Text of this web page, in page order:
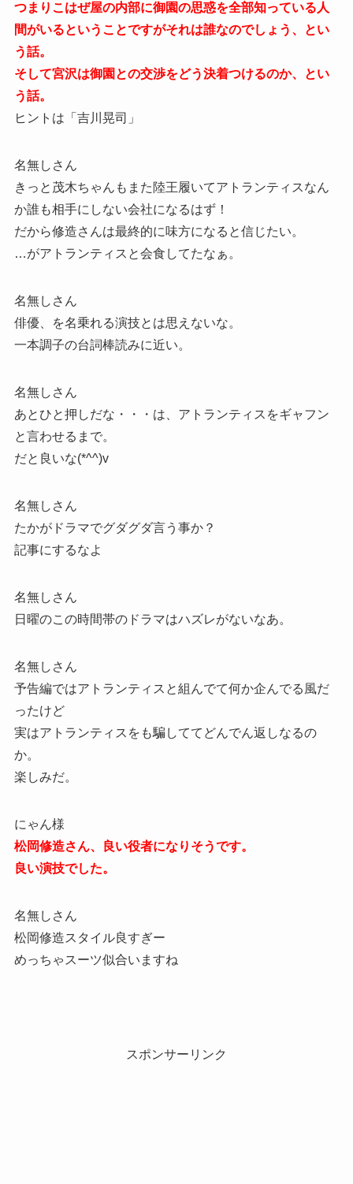
つまりこはぜ屋の内部に御園の思惑を全部知っている人
間がいるということですがそれは誰なのでしょう、とい
う話。
そして宮沢は御園との交渉をどう決着つけるのか、とい
う話。
ヒントは「吉川晃司」
名無しさん
きっと茂木ちゃんもまた陸王履いてアトランティスなん
か誰も相手にしない会社になるはず！
だから修造さんは最終的に味方になると信じたい。
…がアトランティスと会食してたなぁ。
名無しさん
俳優、を名乗れる演技とは思えないな。
一本調子の台詞棒読みに近い。
名無しさん
あとひと押しだな・・・は、アトランティスをギャフン
と言わせるまで。
だと良いな(*^^)v
名無しさん
たかがドラマでグダグダ言う事か？
記事にするなよ
名無しさん
日曜のこの時間帯のドラマはハズレがないなあ。
名無しさん
予告編ではアトランティスと組んでて何か企んでる風だ
ったけど
実はアトランティスをも騙しててどんでん返しなるの
か。
楽しみだ。
にゃん様
松岡修造さん、良い役者になりそうです。
良い演技でした。
名無しさん
松岡修造スタイル良すぎー
めっちゃスーツ似合いますね
スポンサーリンク